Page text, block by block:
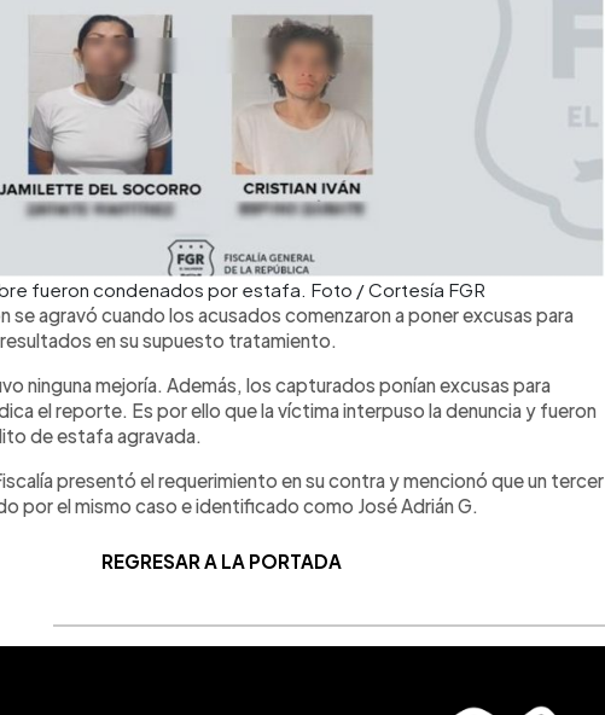
fueron condenados por estafa. Foto / Cortesía FGR
se agravó cuando los acusados comenzaron a poner excusas para
en su supuesto tratamiento.
ninguna mejoría. Además, los capturados ponían excusas para
el reporte. Es por ello que la víctima interpuso la denuncia y fueron
de estafa agravada.
presentó el requerimiento en su contra y mencionó que un tercer
por el mismo caso e identificado como José Adrián G.
REGRESAR A LA PORTADA